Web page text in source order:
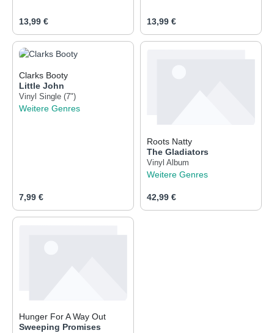
Regulärer Preis:
13,99 € Regulärer Preis:
13,99 €
Clarks Booty
Little John
Vinyl Single (7")
Weitere Genres
Regulärer Preis:
7,99 €
Roots Natty
The Gladiators
Vinyl Album
Weitere Genres
Regulärer Preis:
42,99 €
Hunger For A Way Out
Sweeping Promises